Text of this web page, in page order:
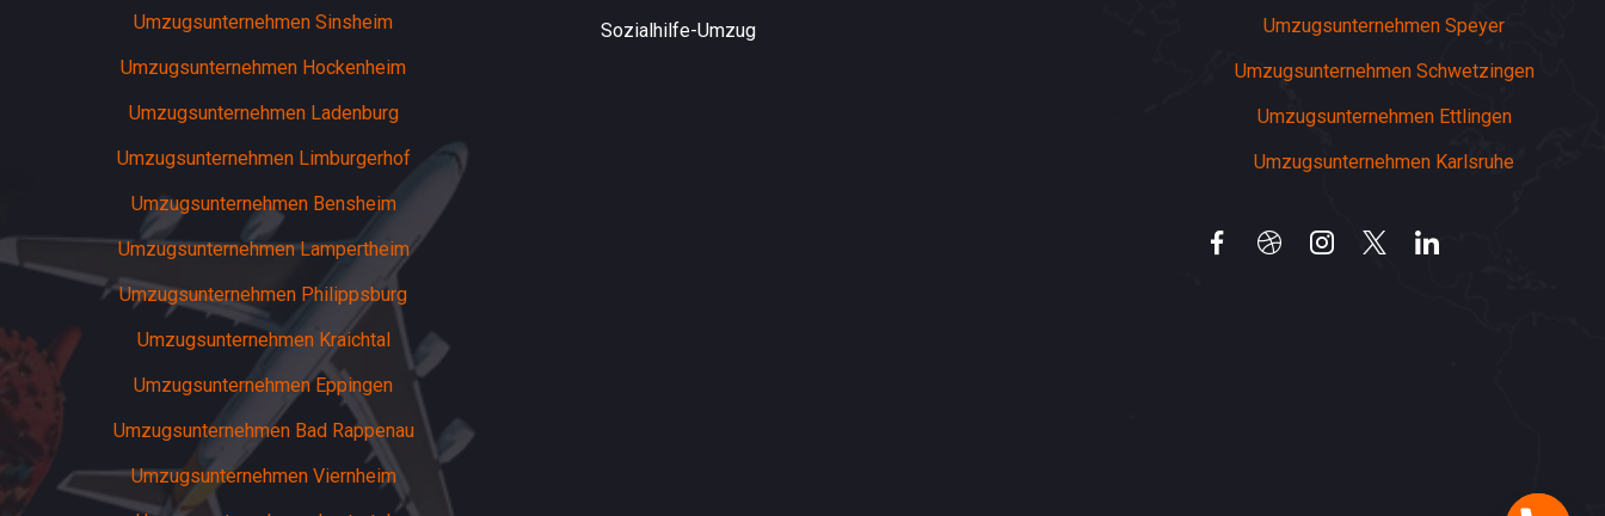
Umzugsunternehmen Sinsheim
Umzugsunternehmen Hockenheim
Umzugsunternehmen Ladenburg
Umzugsunternehmen Limburgerhof
Umzugsunternehmen Bensheim
Umzugsunternehmen Lampertheim
Umzugsunternehmen Philippsburg
Umzugsunternehmen Kraichtal
Umzugsunternehmen Eppingen
Umzugsunternehmen Bad Rappenau
Umzugsunternehmen Viernheim
Sozialhilfe-Umzug
Umzugsunternehmen Speyer
Umzugsunternehmen Schwetzingen
Umzugsunternehmen Ettlingen
Umzugsunternehmen Karlsruhe